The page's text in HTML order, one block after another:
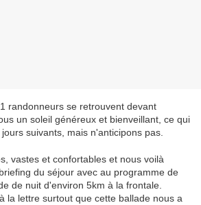
randonneurs se retrouvent devant
un soleil généreux et bienveillant, ce qui
suivants, mais n'anticipons pas.
vastes et confortables et nous voilà
du séjour avec au programme de
de nuit d'environ 5km à la frontale.
la lettre surtout que cette ballade nous a